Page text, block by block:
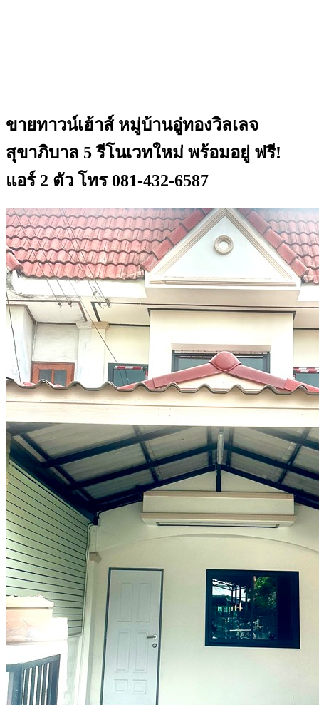
ขายทาวน์เฮ้าส์ หมู่บ้านอู่ทองวิลเลจ
สุขาภิบาล 5 รีโนเวทใหม่ พร้อมอยู่ ฟรี!
แอร์ 2 ตัว โทร 081-432-6587